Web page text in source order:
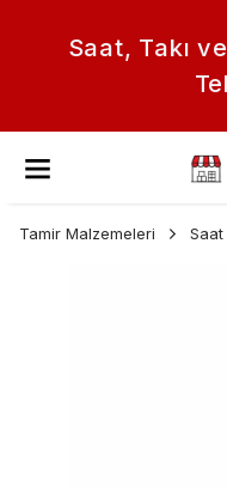
Saat, Takı
Tamir Malzemeleri